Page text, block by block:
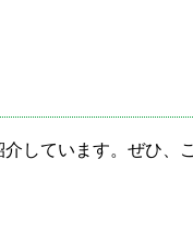
しています。ぜひ、